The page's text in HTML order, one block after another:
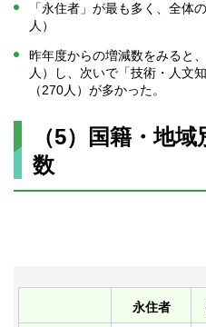
「永住者」が最も多く、全体
人）
昨年度からの増減数をみると
人）し、次いで「技術・人文
（270人）が多かった。
（5）国籍・地
数
永住者